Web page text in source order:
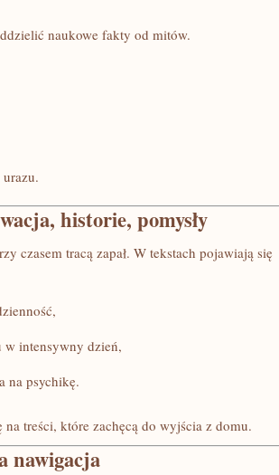
naukowe fakty od mitów.
historie, pomysły
czasem tracą zapał. W tekstach pojawiają się
w intensywny dzień,
na psychikę.
treści, które zachęcą do wyjścia z domu.
nawigacja